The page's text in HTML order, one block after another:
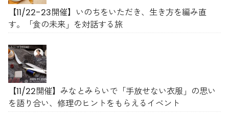
【11/22-23開催】いのちをいただき、生き方を編み直
す。「食の未来」を対話する旅
【11/22開催】みなとみらいで「手放せない衣服」の思い
を語り合い、修理のヒントをもらえるイベント